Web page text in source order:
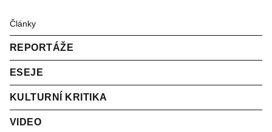
Články
REPORTÁŽE
ESEJE
KULTURNÍ KRITIKA
VIDEO